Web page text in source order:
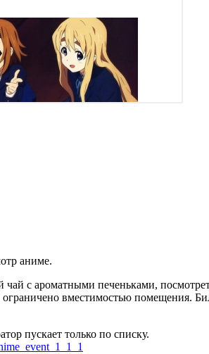
аниме.
чай с ароматными печеньками,
ограничено вместимостью помещения.
пускает только по списку.